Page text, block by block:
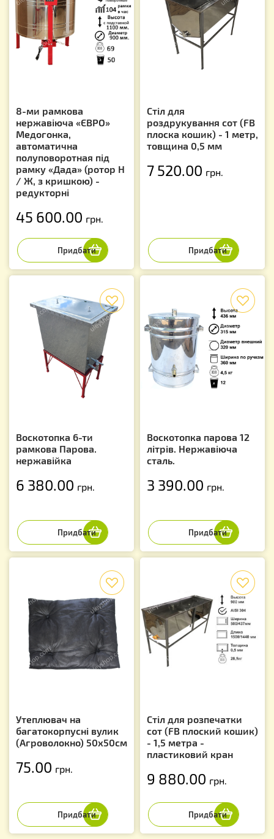
8-ми рамкова
нержавіюча «ЄВРО»
Медогонка,
автоматична
полуповоротная під
рамку «Дада» (ротор Н
/ Ж, з кришкою) -
редукторні
45 600.00 грн.
Стіл для
роздрукування сот (FB
плоска кошик) - 1 метр,
товщина 0,5 мм
7 520.00 грн.
Воскотопка 6-ти
рамкова Парова.
нержавійка
6 380.00 грн.
Воскотопка парова 12
літрів. Нержавіюча
сталь.
3 390.00 грн.
Утеплювач на
багатокорпусні вулик
(Агроволокно) 50х50см
75.00 грн.
Стіл для розпечатки
сот (FB плоский кошик)
- 1,5 метра -
пластиковий кран
9 880.00 грн.